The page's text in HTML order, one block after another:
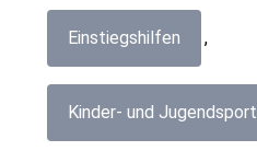
Einstiegshilfen ,
Kinder- und Jugendsport